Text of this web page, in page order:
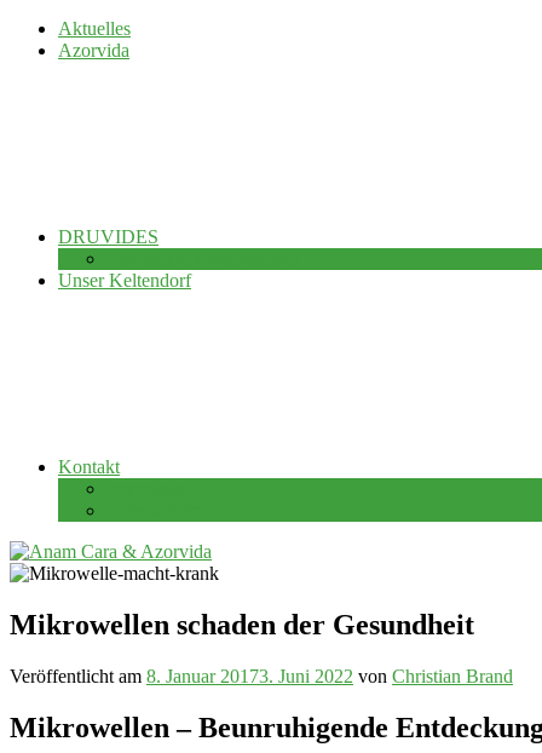
Aktuelles
Azorvida
DRUVIDES
Unser Keltendorf
Kontakt
Mikrowellen schaden der Gesundheit
Veröffentlicht am 8. Januar 20173. Juni 2022 von Christian Brand
Mikrowellen – Beunruhigende